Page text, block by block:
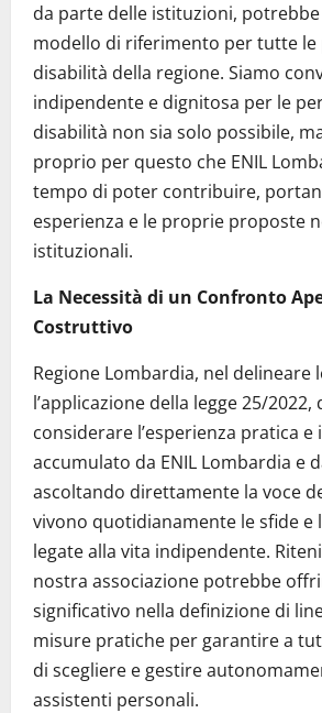
da parte delle istituzioni,
modello di riferimento per tutte le
disabilità della regione. Siamo
indipendente e dignitosa per le
disabilità non sia solo possibile,
proprio per questo che ENIL
tempo di poter contribuire,
esperienza e le proprie proposte
istituzionali.
La Necessità di un Confronto
Costruttivo
Regione Lombardia, nel delineare
l’applicazione della legge 25/
considerare l’esperienza pratica e
accumulato da ENIL Lombardia e
ascoltando direttamente la voce
vivono quotidianamente le sfide
legate alla vita indipendente.
nostra associazione potrebbe
significativo nella definizione di
misure pratiche per garantire a
di scegliere e gestire
assistenti personali.